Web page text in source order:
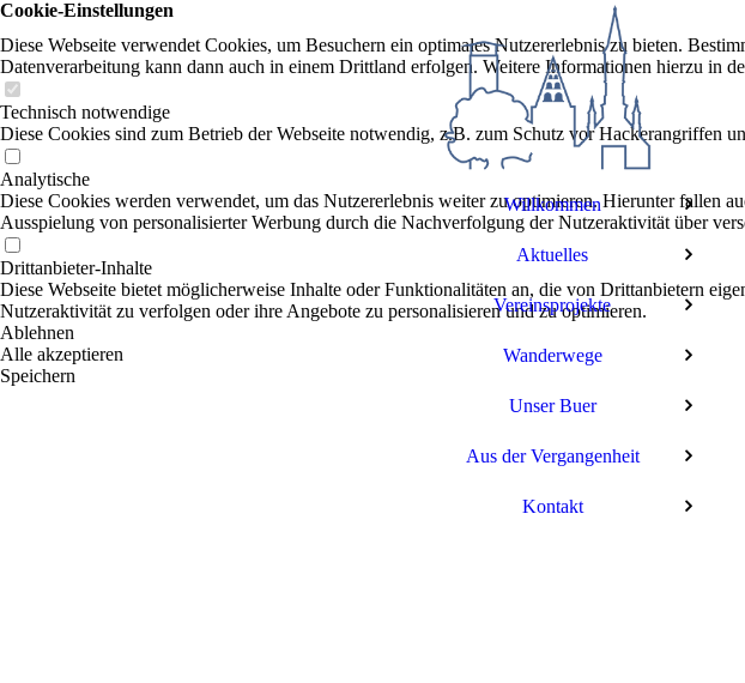
Willkommen
Aktuelles
Vereinsprojekte
Wanderwege
Unser Buer
Aus der Vergangenheit
Kontakt
Cookie-Einstellungen
Diese Webseite verwendet Cookies, um Besuchern ein optimales Nutzererlebnis zu bieten.
Datenverarbeitung kann dann auch in einem Drittland erfolgen. Weitere Informationen hierzu in
Technisch notwendige
Diese Cookies sind zum Betrieb der Webseite notwendig, z.B. zum Schutz vor Hackerangriffen
Analytische
Diese Cookies werden verwendet, um das Nutzererlebnis weiter zu optimieren. Hierunter fallen
Ausspielung von personalisierter Werbung durch die Nachverfolgung der Nutzeraktivität über
Drittanbieter-Inhalte
Diese Webseite bietet möglicherweise Inhalte oder Funktionalitäten an, die von Drittanbietern
Nutzeraktivität zu verfolgen oder ihre Angebote zu personalisieren und zu optimieren.
Ablehnen
Alle akzeptieren
Speichern